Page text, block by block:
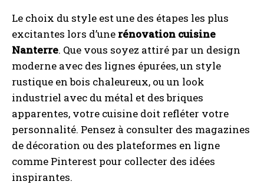
Le choix du style est une des étapes les plus
excitantes lors d’une rénovation cuisine
Nanterre. Que vous soyez attiré par un design
moderne avec des lignes épurées, un style
rustique en bois chaleureux, ou un look
industriel avec du métal et des briques
apparentes, votre cuisine doit refléter votre
personnalité. Pensez à consulter des magazines
de décoration ou des plateformes en ligne
comme Pinterest pour collecter des idées
inspirantes.